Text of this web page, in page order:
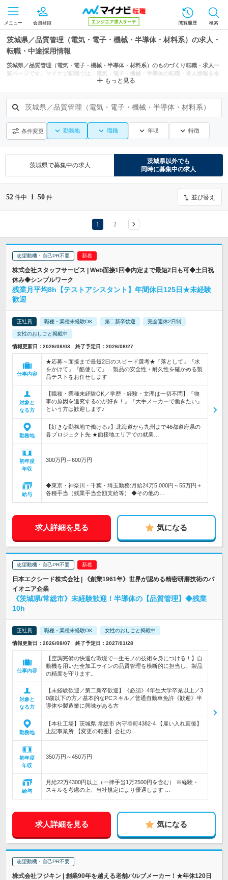
メニュー 会員登録 閲覧履歴 検索
茨城県／品質管理（電気・電子・機械・半導体・材料系）の求人・
転職・中途採用情報
茨城県／品質管理（電気・電子・機械・半導体・材料系）のものづくり転職・求人一
覧ページです。マイナビ転職では、電気・電子・機械・半導体の転職・求人情報を水
戸市、日立市、つくば市などの条件からも探せます。
もっと見る
茨城県／品質管理（電気・電子・機械・半導体・材料系）
条件変更 勤務地 職種 年収 特徴
茨城県で募集中の求人
茨城県以外でも
同時に募集中の求人
52 件中 1 -50 件 並び替え
1 2
志望動機・自己PR不要
株式会社スタッフサービス | Web面接1回◆内定まで最短2日も可◆土日祝
休み◆シンプルワーク
残業月平均8h【テストアシスタント】年間休日125日★未経験
歓迎
正社員 職種・業種未経験OK 第二新卒歓迎 完全週休2日制
女性のおしごと掲載中
情報更新日：2026/08/03 終了予定日：2026/08/27
仕事内容
★応募～面接まで最短2日のスピード選考★『落として』『水
をかけて』『酷使して』…製品の安全性・耐久性を確かめる製
品テストをお任せします
対象と
なる方
【職種・業種未経験OK／学歴・経験・文理は一切不問】『物
事の原因を追究するのが好き！』『大手メーカーで働きたい』
という方は歓迎します♪
勤務地
【好きな勤務地で働ける♪】北海道から九州まで46都道府県の
各プロジェクト先 ★面接地エリアでの就業…
初年度
年収
300万円～600万円
給与
◆東京・神奈川・千葉・埼玉勤務:月給24万5,000円～55万円＋
各種手当（残業手当全額支給等） ◆その他の…
求人詳細を見る 気になる
志望動機・自己PR不要
日本エクシード株式会社 | 《創業1961年》世界が認める精密研磨技術のパ
イオニア企業
《茨城県/常総市》未経験歓迎！半導体の【品質管理】◆残業
10h
正社員 職種・業種未経験OK 女性のおしごと掲載中
情報更新日：2026/08/07 終了予定日：2027/01/28
仕事内容
【空調完備の快適な環境で一生モノの技術を身につける！】自
動機を用いた全加工ラインの品質管理を横断的に担当し、製品
の精度を守ります。
対象と
なる方
【未経験歓迎／第二新卒歓迎】《必須》4年生大学卒業以上／3
0歳以下の方／基本的なPCスキル／普通自動車免許《歓迎》半
導体や製造業に興味がある方
勤務地
【本社工場】茨城県 常総市 内守谷町4382-4 【雇い入れ直後】
上記事業所 【変更の範囲】会社の…
初年度
年収
350万円～450万円
給与
月給22万4300円以上（一律手当1万2500円を含む） ※経験・
スキルを考慮の上、当社規定により優遇します …
求人詳細を見る 気になる
志望動機・自己PR不要
株式会社フジキン | 創業90年を越える老舗バルブメーカー！★年休120日